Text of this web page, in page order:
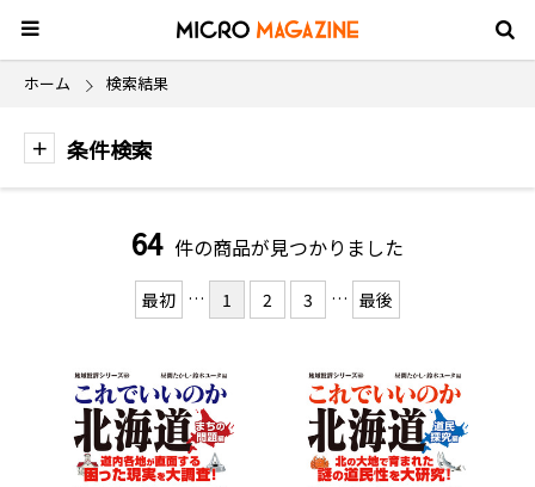
ホーム 検索結果
条件検索
64 件の商品が見つかりました
最初 … 1 2 3 … 最後